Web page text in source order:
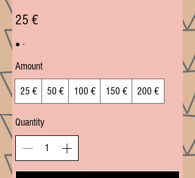
25 €
Amount
25 € 50 € 100 € 150 € 200 €
Quantity